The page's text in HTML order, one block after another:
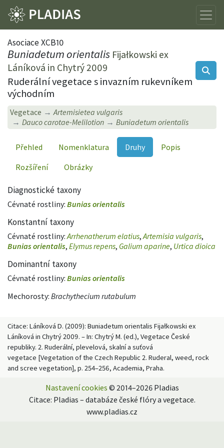
Asociace XCB10
Buniadetum orientalis Fijałkowski ex
Láníková in Chytrý 2009
Ruderální vegetace s invazním rukevníkem
východním
Vegetace
Artemisietea vulgaris
Dauco carotae-Melilotion
Buniadetum orientalis
Přehled Nomenklatura Druhy
Popis
Rozšíření
Obrázky
Diagnostické taxony
Cévnaté rostliny: Bunias orientalis
Konstantní taxony
Cévnaté rostliny:Arrhenatherum elatius,Artemisia vulgaris,
Bunias orientalis, Elymus repens, Galium aparine, Urtica dioica
Dominantní taxony
Cévnaté rostliny: Bunias orientalis
Mechorosty: Brachythecium rutabulum
Citace: Láníková D. (2009): Buniadetum orientalis Fijałkowski ex
Láníková in Chytrý 2009. – In: Chytrý M. (ed.), Vegetace České
republiky. 2. Ruderální, plevelová, skalní a suťová
vegetace [Vegetation of the Czech Republic 2. Ruderal, weed, rock
and scree vegetation], p. 254–256, Academia, Praha.
Nastavení cookies © 2014–2026 Pladias
Citace: Pladias – databáze české flóry a vegetace.
www.pladias.cz